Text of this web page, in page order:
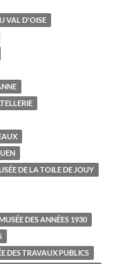
VAL D'OISE
DE LA TOILE DE JOUY
DES ANNÉES 1930
DES TRAVAUX PUBLICS